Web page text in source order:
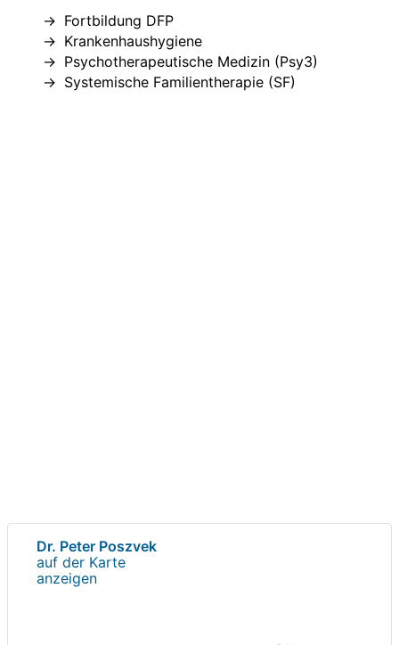
Fortbildung DFP
Krankenhaushygiene
Psychotherapeutische Medizin (Psy3)
Systemische Familientherapie (SF)
Dr. Peter Poszvek
auf der Karte
anzeigen